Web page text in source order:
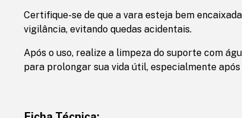
Certifique-se de que a vara esteja bem
vigilância, evitando quedas acidentais.
Após o uso, realize a limpeza do suporte com
para prolongar sua vida útil, especialmente